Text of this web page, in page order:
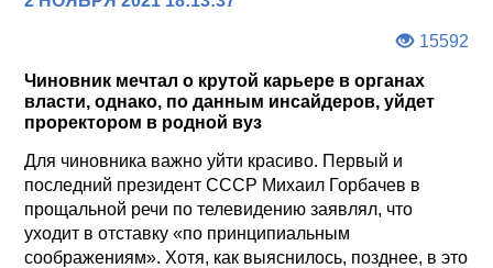
15592
Чиновник мечтал о крутой карьере в органах
власти, однако, по данным инсайдеров, уйдет
проректором в родной вуз
Для чиновника важно уйти красиво. Первый и
последний президент СССР Михаил Горбачев в
прощальной речи по телевидению заявлял, что
уходит в отставку «по принципиальным
соображениям». Хотя, как выяснилось, позднее, в это